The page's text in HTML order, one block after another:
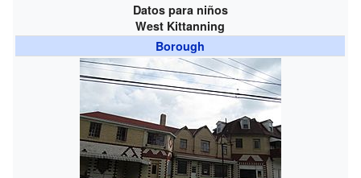
Datos para niños
West Kittanning
Borough